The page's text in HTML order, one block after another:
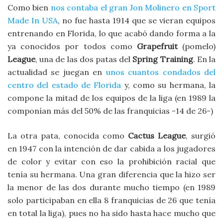
Como bien nos contaba el gran Jon Molinero en Sport
Made In USA, no fue hasta 1914 que se vieran equipos
entrenando en Florida, lo que acabó dando forma a la
ya conocidos por todos como Grapefruit(pomelo)
League, una de las dos patas del Spring Training. En la
actualidad se juegan en unos cuantos condados del
centro del estado de Florida y, como su hermana, la
compone la mitad de los equipos de la liga (en 1989 la
componían más del 50% de las franquicias -14 de 26-)
La otra pata, conocida como Cactus League, surgió
en 1947 con la intención de dar cabida a los jugadores
de color y evitar con eso la prohibición racial que
tenía su hermana. Una gran diferencia que la hizo ser
la menor de las dos durante mucho tiempo (en 1989
solo participaban en ella 8 franquicias de 26 que tenía
en total la liga), pues no ha sido hasta hace mucho que